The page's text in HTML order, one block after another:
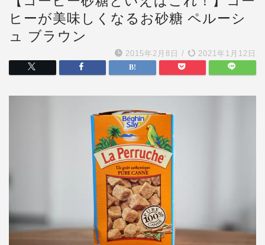
ヒーが美味しくなるお砂糖 ペルーシ
ュ ブラウン
2015年2月8日 / 2021年1月12日